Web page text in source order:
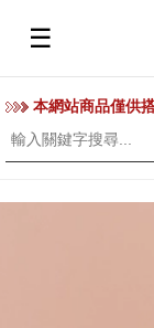
☰
本網站商品僅供